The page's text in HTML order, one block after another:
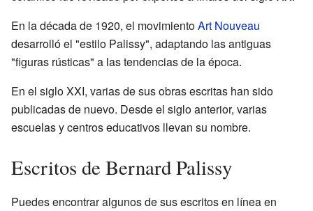
En la década de 1920, el movimientoArt Nouveau
desarrolló el "estilo Palissy", adaptando las antiguas
"figuras rústicas" a las tendencias de la época.
En el siglo XXI, varias de sus obras escritas han sido
publicadas de nuevo. Desde el siglo anterior, varias
escuelas y centros educativos llevan su nombre.
Escritos de Bernard Palissy
Puedes encontrar algunos de sus escritos en línea en